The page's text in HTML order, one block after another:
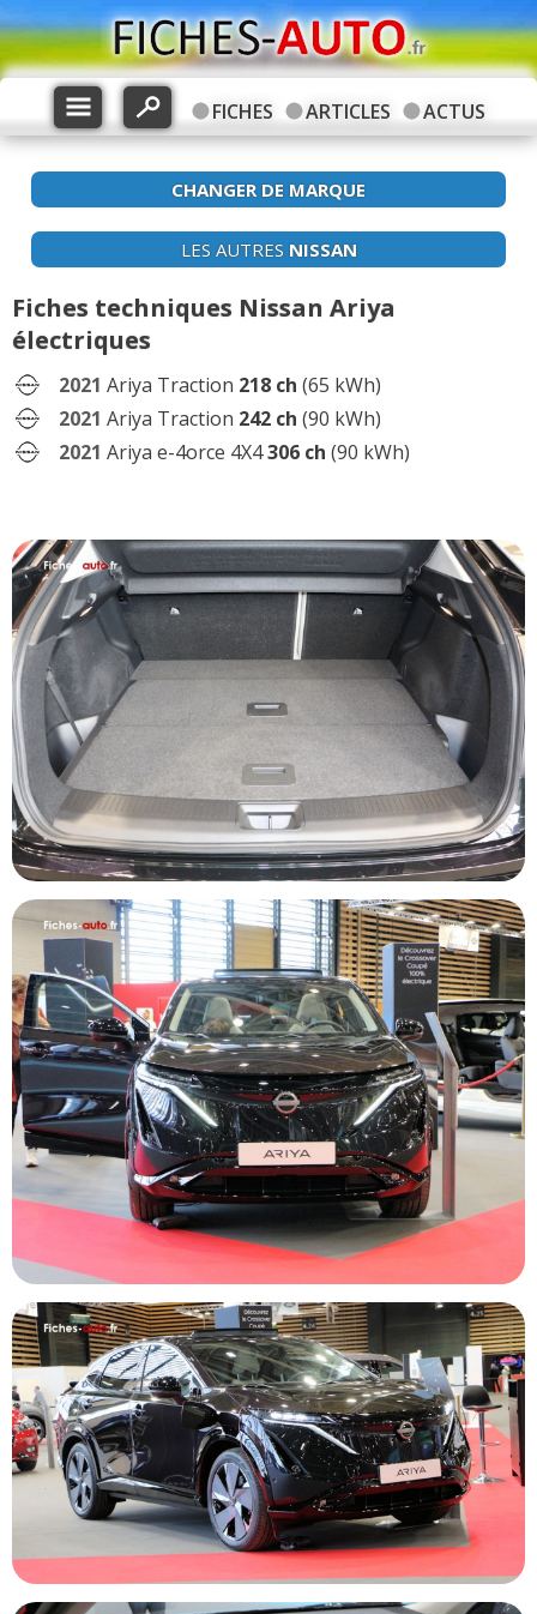
FICHES ARTICLES ACTUS
CHANGER DE MARQUE
LES AUTRES NISSAN
Fiches techniques Nissan Ariya
électriques
2021 Ariya Traction 218 ch (65 kWh)
2021 Ariya Traction 242 ch (90 kWh)
2021 Ariya e-4orce 4X4306 ch (90 kWh)